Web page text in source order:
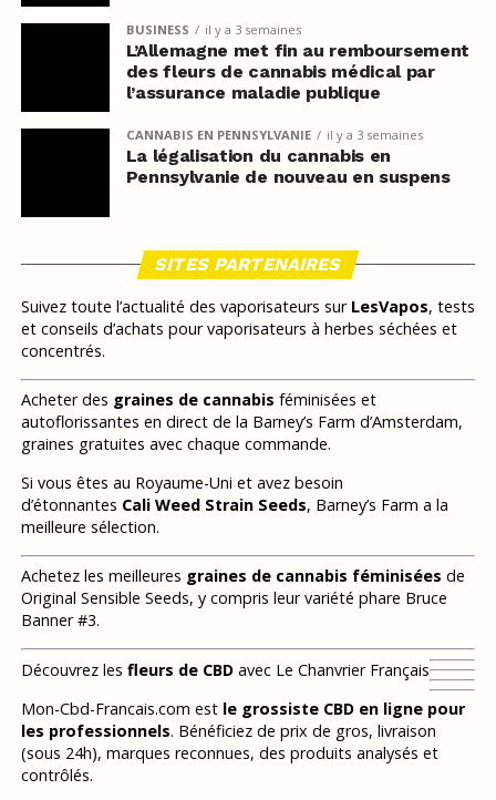
BUSINESS il y a 3 semaines
L’Allemagne met fin au remboursement
des fleurs de cannabis médical par
l’assurance maladie publique
CANNABIS EN PENNSYLVANIE il y a 3 semaines
La légalisation du cannabis en
Pennsylvanie de nouveau en suspens
SITES PARTENAIRES
Suivez toute l’actualité des vaporisateurs sur LesVapos, tests
et conseils d’achats pour vaporisateurs à herbes séchées et
concentrés.
Acheter des graines de cannabis féminisées et
autoflorissantes en direct de la Barney’s Farm d’Amsterdam,
graines gratuites avec chaque commande.
Si vous êtes au Royaume-Uni et avez besoin
d’étonnantes Cali Weed Strain Seeds, Barney’s Farm a la
meilleure sélection.
Achetez les meilleures graines de cannabis féminisées de
Original Sensible Seeds, y compris leur variété phare Bruce
Banner #3.
Découvrez les fleurs de CBDavec Le Chanvrier Français
Mon-Cbd-Francais.com est le grossiste CBD en ligne pour
les professionnels. Bénéficiez de prix de gros, livraison
(sous 24h), marques reconnues, des produits analysés et
contrôlés.